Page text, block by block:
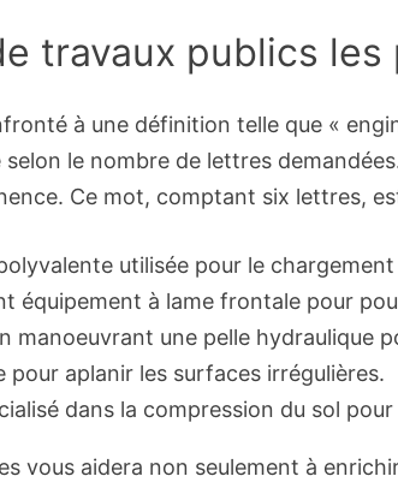
travaux publics
à une définition telle que «
le nombre de lettres
Ce mot, comptant six lettres,
utilisée pour le
équipement à lame frontale pour
manoeuvrant une pelle hydraulique
pour aplanir les surfaces irrégulières.
dans la compression du sol
vous aidera non seulement à